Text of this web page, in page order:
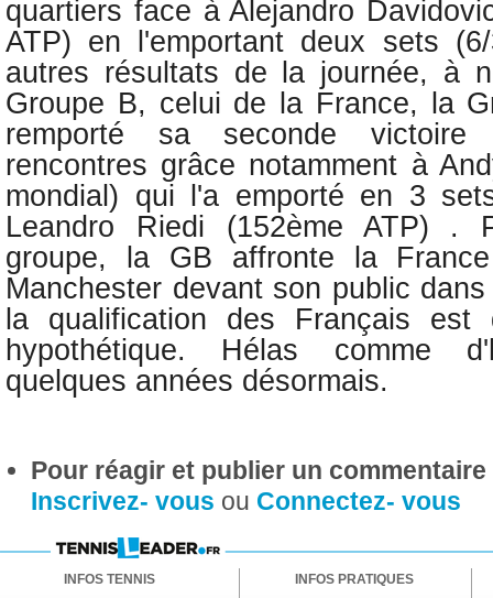
quartiers face à Alejandro
ATP) en l'emportant deux sets
autres résultats de la journée, à
Groupe B, celui de la France, la
remporté sa seconde
rencontres grâce notamment à
mondial) qui l'a emporté en 3
Leandro Riedi (152ème ATP) .
groupe, la GB affronte la
Manchester devant son public
la qualification des Français
hypothétique. Hélas comme
quelques années désormais.
Pour réagir et publier un
Inscrivez- vous ou Connectez- vous
INFOS TENNIS INFOS PRATIQUES